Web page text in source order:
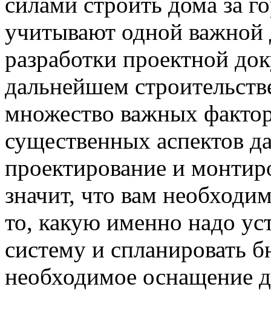
учитывают одной важной
разработки проектной
дальнейшем
множество важных
существенных аспектов
проектирование и
значит, что вам
то, какую именно надо
систему и спланировать
необходимое оснащение